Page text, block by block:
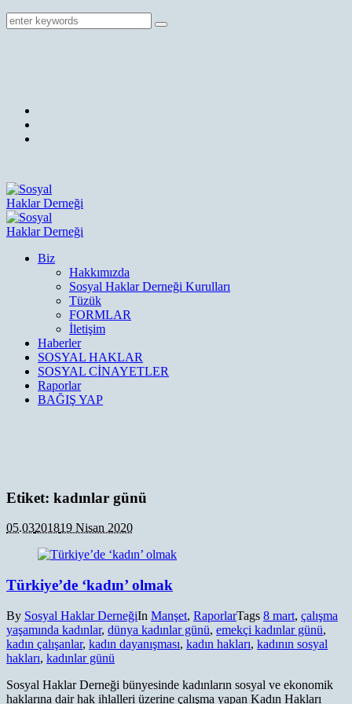
Biz
Hakkımızda
Sosyal Haklar Derneği Kurulları
Tüzük
FORMLAR
İletişim
Haberler
SOSYAL HAKLAR
SOSYAL CİNAYETLER
Raporlar
BAĞIŞ YAP
Etiket: kadınlar günü
05.03201819 Nisan 2020
Türkiye’de ‘kadın’ olmak
By Sosyal Haklar DerneğiIn Manşet, RaporlarTags 8 mart, çalışma
yaşamında kadınlar, dünya kadınlar günü, emekçi kadınlar günü,
kadın çalışanlar, kadın dayanışması, kadın hakları, kadının sosyal
hakları, kadınlar günü
Sosyal Haklar Derneği bünyesinde kadınların sosyal ve ekonomik
haklarına dair hak ihlalleri üzerine çalışma yapan Kadın Hakları